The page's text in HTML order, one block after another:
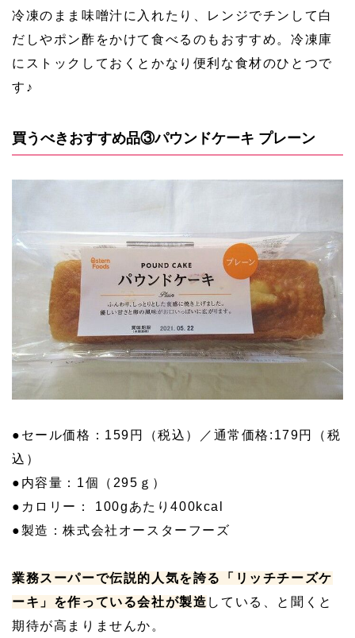
冷凍のまま味噌汁に入れたり、レンジでチンして白
だしやポン酢をかけて食べるのもおすすめ。冷凍庫
にストックしておくとかなり便利な食材のひとつで
す♪
買うべきおすすめ品③パウンドケーキ プレーン
●セール価格：159円（税込）／通常価格:179円（税
込）
●内容量：1個（295ｇ）
●カロリー： 100gあたり400kcal
●製造：株式会社オースターフーズ
業務スーパーで伝説的人気を誇る「リッチチーズケ
ーキ」を作っている会社が製造 している、と聞くと
期待が高まりませんか。